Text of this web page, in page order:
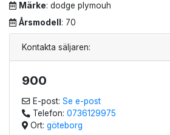
Kontakta säljaren:
900
E-post: Se e-post
Telefon: 0736129975
Ort: göteborg
Märke: dodge plymouh
Årsmodell : 70